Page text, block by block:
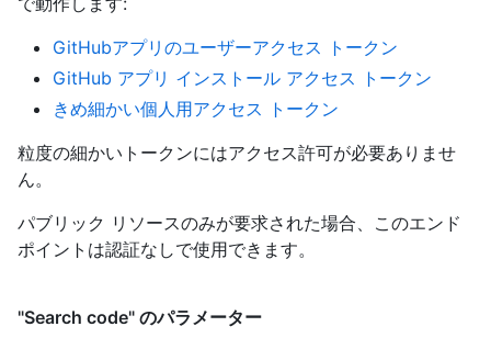
GitHubアプリのユーザーアクセス トークン
GitHub アプリ インストール アクセス トークン
きめ細かい個人用アクセス トークン
粒度の細かいトークンにはアクセス許可が必要ありませ
ん。
パブリック リソースのみが要求された場合、このエンド
ポイントは認証なしで使用できます。
"Search code" のパラメーター